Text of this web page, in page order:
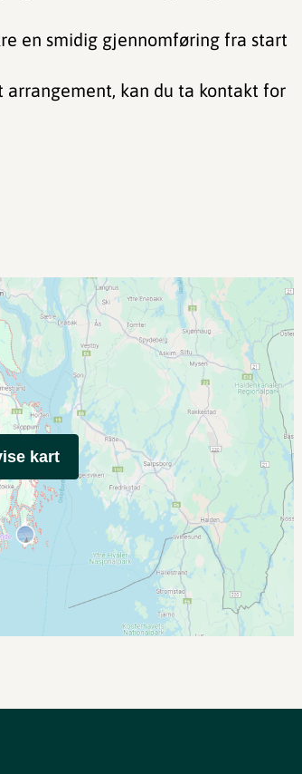
en smidig gjennomføring fra start
arrangement, kan du ta kontakt for
kart